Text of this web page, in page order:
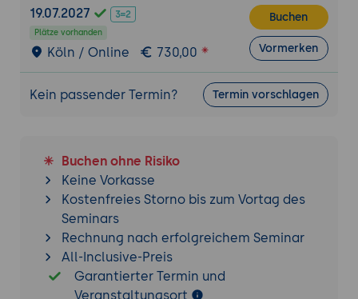
19.07.2027
Plätze vorhanden
Köln / Online 730,00
Buchen
Vormerken
Kein passender Termin? Termin vorschlagen
Buchen ohne Risiko
Keine Vorkasse
Kostenfreies Storno bis zum Vortag des
Seminars
Rechnung nach erfolgreichem Seminar
All-Inclusive-Preis
Garantierter Termin und
Veranstaltungsort